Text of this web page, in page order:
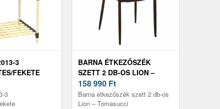
3
FEKETE
3
BARNA ÉTKEZŐSZÉK
SZETT 2 DB-OS LION –
TOMASUCCI
158 990 Ft
Barna étkezőszék szett 2 db-os
Lion – Tomasucci